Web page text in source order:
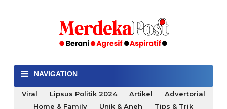
≡ NAVIGATION
Viral Lipsus Politik 2024 Artikel
Advertorial
Home & Family
Unik & Aneh
Tips & Trik